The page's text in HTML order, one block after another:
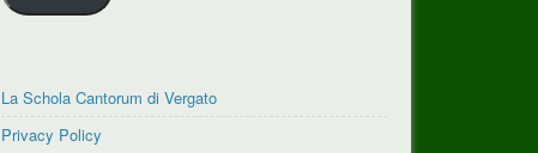
La Schola Cantorum di Vergato
Privacy Policy